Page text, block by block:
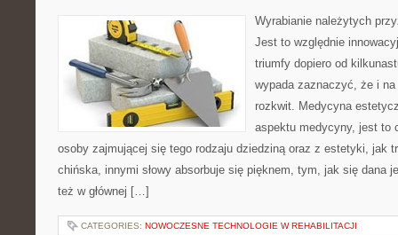
Wyrabianie należytych
Jest to względnie
triumfy dopiero od
wypada zaznaczyć, że i
rozkwit. Medycyna
aspektu medycyny, jest to
osoby zajmującej się tego rodzaju dziedziną oraz z estetyki, jak
chińska, innymi słowy absorbuje się pięknem, tym, jak się dana
też w głównej […]
CATEGORIES: NOWOCZESNE TECHNOLOGIE W REHABILITACJI